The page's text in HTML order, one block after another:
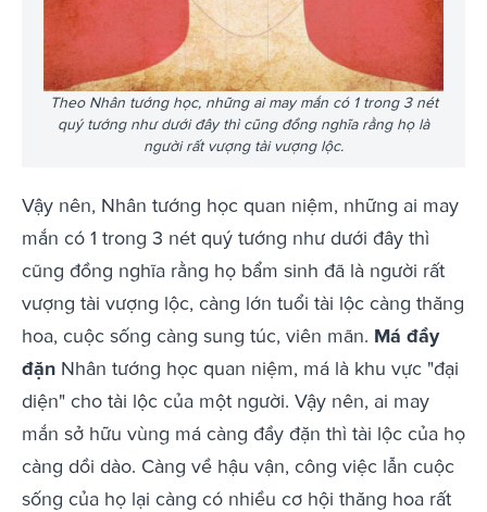
Theo Nhân tướng học, những ai may mắn có 1 trong 3 nét
quý tướng như dưới đây thì cũng đồng nghĩa rằng họ là
người rất vượng tài vượng lộc.
Vậy nên, Nhân tướng học quan niệm, những ai may
mắn có 1 trong 3 nét quý tướng như dưới đây thì
cũng đồng nghĩa rằng họ bẩm sinh đã là người rất
vượng tài vượng lộc, càng lớn tuổi tài lộc càng thăng
hoa, cuộc sống càng sung túc, viên mãn. Má đầy
đặn Nhân tướng học quan niệm, má là khu vực "đại
diện" cho tài lộc của một người. Vậy nên, ai may
mắn sở hữu vùng má càng đầy đặn thì tài lộc của họ
càng dồi dào. Càng về hậu vận, công việc lẫn cuộc
sống của họ lại càng có nhiều cơ hội thăng hoa rất